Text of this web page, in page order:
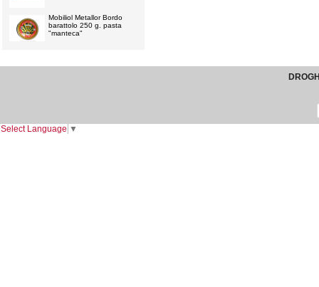
Mobiliol Metallor Bordo
barattolo 250 g. pasta
"manteca"
Select Language ▼